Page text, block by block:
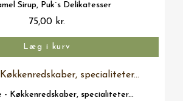
Vis her
Sirup, Puk`s Delikatesser
75,00 kr.
Læg i kurv
Vis her
- Køkkenredskaber, specialiteter...